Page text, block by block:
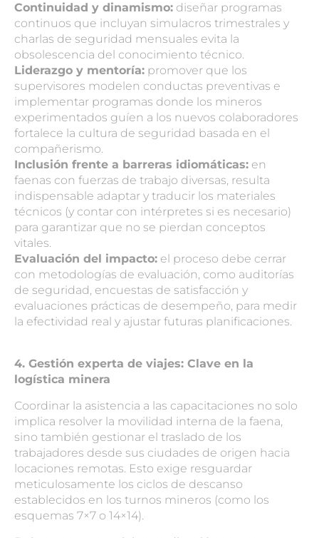
Continuidad y dinamismo: diseñar programas
continuos que incluyan simulacros trimestrales y
charlas de seguridad mensuales evita la
obsolescencia del conocimiento técnico.
Liderazgo y mentoría: promover que los
supervisores modelen conductas preventivas e
implementar programas donde los mineros
experimentados guíen a los nuevos colaboradores
fortalece la cultura de seguridad basada en el
compañerismo.
Inclusión frente a barreras idiomáticas: en
faenas con fuerzas de trabajo diversas, resulta
indispensable adaptar y traducir los materiales
técnicos (y contar con intérpretes si es necesario)
para garantizar que no se pierdan conceptos
vitales.
Evaluación del impacto: el proceso debe cerrar
con metodologías de evaluación, como auditorías
de seguridad, encuestas de satisfacción y
evaluaciones prácticas de desempeño, para medir
la efectividad real y ajustar futuras planificaciones.
4. Gestión experta de viajes: Clave en la
logística minera
Coordinar la asistencia a las capacitaciones no solo
implica resolver la movilidad interna de la faena,
sino también gestionar el traslado de los
trabajadores desde sus ciudades de origen hacia
locaciones remotas. Esto exige resguardar
meticulosamente los ciclos de descanso
establecidos en los turnos mineros (como los
esquemas 7×7 o 14×14).